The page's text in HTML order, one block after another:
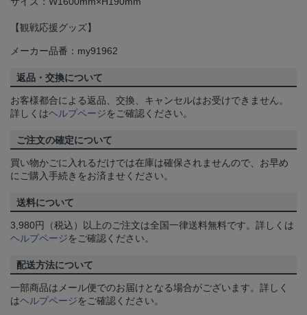
【観戦応援グッズ】
メーカー品番：my91962
返品・交換について
お客様都合による返品、交換、キャンセルはお受けできません。
詳しくはヘルプページをご確認ください。
ご注文の確定について
買い物かごに入れるだけでは在庫は確保されませんので、お早め
にご購入手続きをお済ませください。
送料について
3,980円（税込）以上のご注文は全国一律送料無料です。詳しくは
ヘルプページをご確認ください。
配送方法について
一部商品はメール便でのお届けとなる場合がございます。詳しく
はヘルプページをご確認ください。